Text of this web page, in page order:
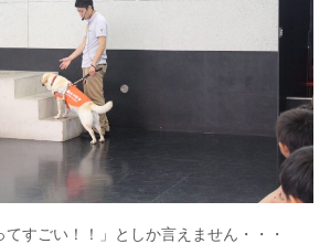
すごい！！」としか言えません・・・